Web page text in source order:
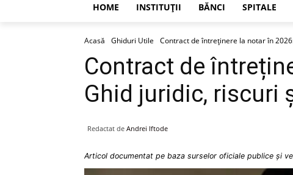
HOME INSTITUȚII BĂNCI SPITALE
Acasă Ghiduri Utile Contract de întreținere la notar în
Contract de
Ghid juridic, riscuri
Redactat de Andrei Iftode
Articol documentat pe baza surselor oficiale publice și